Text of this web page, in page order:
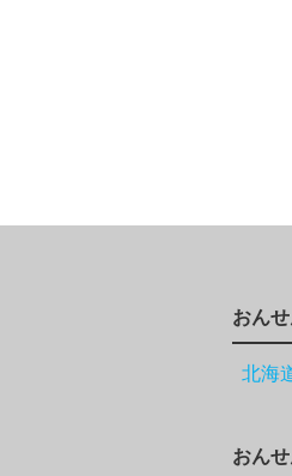
おん
北海
おん